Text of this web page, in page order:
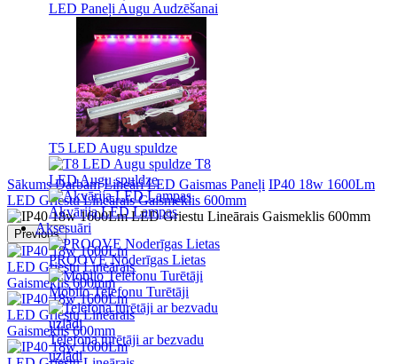
LED Paneļi Augu Audzēšanai
T5 LED Augu spuldze
T8
LED Augu spuldze
Akvārija LED Lampas
Aksesuāri
PROOVE Noderīgas Lietas
Mobilo Telefonu Turētāji
Telefona turētāji ar bezvadu
uzlādi
Sākums Darbam Lineāri LED Gaismas Paneļi IP40 18w 1600Lm
LED Griestu Lineārais Gaismeklis 600mm
Previous